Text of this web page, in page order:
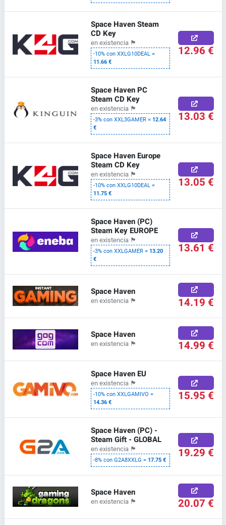
Space Haven Steam
CD Key
en existencia 🏴
-10% con XXLG10DEAL =
11.66 €
12.96 €
Space Haven PC
Steam CD Key
en existencia 🏴
-3% con XXL3GAMER =12.64
€
13.03 €
Space Haven Europe
Steam CD Key
en existencia 🏴
-10% con XXLG10DEAL =
11.75 €
13.05 €
Space Haven (PC)
Steam Key EUROPE
en existencia 🏴
-3% con XXLGAMER =13.20
€
13.61 €
Space Haven
en existencia 🏴 14.19 €
Space Haven
en existencia 🏴 14.99 €
Space Haven EU
en existencia 🏴
-10% con XXLGAMIVO =
14.36 €
15.95 €
Space Haven (PC) -
Steam Gift - GLOBAL
en existencia 🏴
-8% con G2A8XXLG =17.75 € 19.29 €
Space Haven
en existencia 🏴 20.07 €